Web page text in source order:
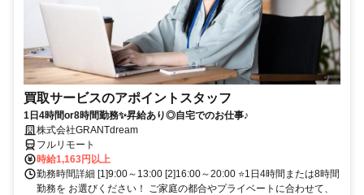
買取サービスのアポイントスタッフ
1日4時間or8時間勤務✨昇給あり◎自宅でのお仕事♪
株式会社GRANTdream
フルリモート
時給1,163円以上
勤務時間詳細 [1]9:00～13:00 [2]16:00～20:00 ⭐1日4時間または8時間
勤務を お選びください！ ご家庭の都合やプライベートに合わせて、